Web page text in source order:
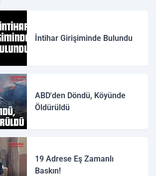
İntihar Girişiminde Bulundu
ABD'den Döndü, Köyünde
Öldürüldü
19 Adrese Eş Zamanlı
Baskın!